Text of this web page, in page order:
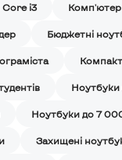
i3
Бюджетні
Ноутбуки
Ноутбуки до 7
Захищені